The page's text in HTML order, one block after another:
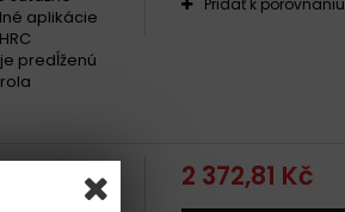
aplikácie
predĺženú
2 372,81 Kč